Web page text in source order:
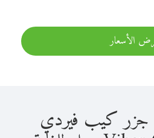
الأسعار
جزر كيب فيردي